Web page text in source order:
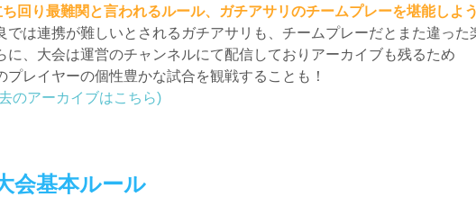
回り最難関と言われるルール、ガチアサリのチームプレーを堪能しよう
では連携が難しいとされるガチアサリも、チームプレーだとまた違った
に、大会は運営のチャンネルにて配信しておりアーカイブも残るため
プレイヤーの個性豊かな試合を観戦することも！
のアーカイブはこちら)
会基本ルール